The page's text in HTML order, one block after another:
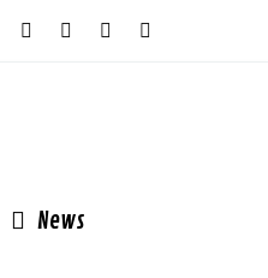
News